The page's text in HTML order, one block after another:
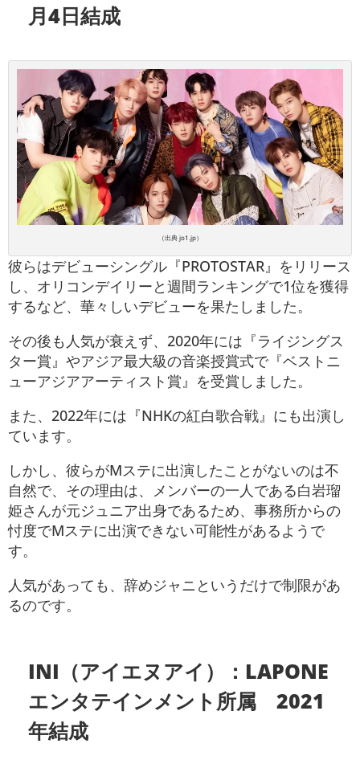
月4日結成
（出典 jo1.jp）
彼らはデビューシングル『PROTOSTAR』をリリース
し、オリコンデイリーと週間ランキングで1位を獲得
するなど、華々しいデビューを果たしました。
その後も人気が衰えず、2020年には『ライジングス
ター賞』やアジア最大級の音楽授賞式で『ベストニ
ューアジアアーティスト賞』を受賞しました。
また、2022年には『NHKの紅白歌合戦』にも出演し
ています。
しかし、彼らがMステに出演したことがないのは不
自然で、その理由は、メンバーの一人である白岩瑠
姫さんが元ジュニア出身であるため、事務所からの
忖度でMステに出演できない可能性があるようで
す。
人気があっても、辞めジャニというだけで制限があ
るのです。
INI（アイエヌアイ）：LAPONE
エンタテインメント所属 2021
年結成